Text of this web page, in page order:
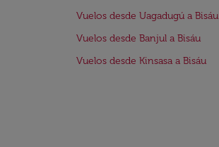
Vuelos desde Uagadugú a Bisáu
Vuelos desde Banjul a Bisáu
Vuelos desde Kinsasa a Bisáu